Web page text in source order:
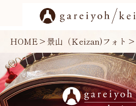
HOME> 景山（Ｋeizan)フォト >